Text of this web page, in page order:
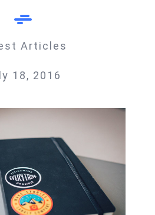
Articles
18, 2016